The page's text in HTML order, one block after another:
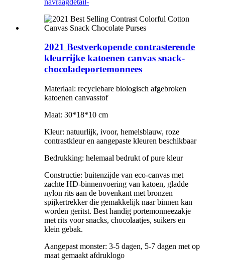
2021 Bestverkopende contrasterende
kleurrijke katoenen canvas snack-
chocoladeportemonnees
Materiaal: recyclebare biologisch afgebroken
katoenen canvasstof
Maat: 30*18*10 cm
Kleur: natuurlijk, ivoor, hemelsblauw, roze
contrastkleur en aangepaste kleuren beschikbaar
Bedrukking: helemaal bedrukt of pure kleur
Constructie: buitenzijde van eco-canvas met
zachte HD-binnenvoering van katoen, gladde
nylon rits aan de bovenkant met bronzen
spijkertrekker die gemakkelijk naar binnen kan
worden geritst. Best handig portemonneezakje
met rits voor snacks, chocolaatjes, suikers en
klein gebak.
Aangepast monster: 3-5 dagen, 5-7 dagen met op
maat gemaakt afdruklogo